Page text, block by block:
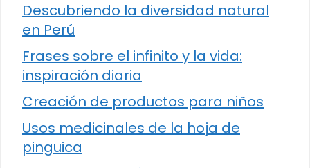
Descubriendo la diversidad natural
en Perú
Frases sobre el infinito y la vida:
inspiración diaria
Creación de productos para niños
Usos medicinales de la hoja de
pinguica